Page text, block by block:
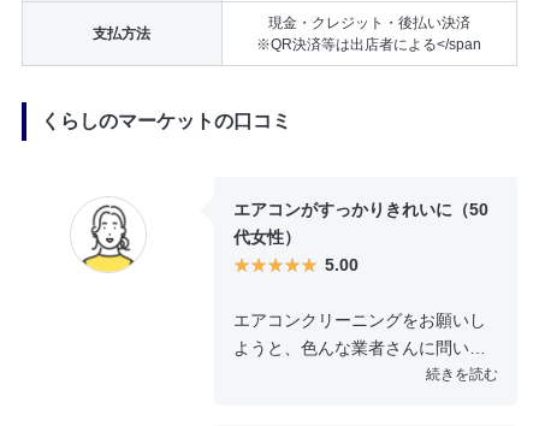
支払方法
現金・クレジット・後払い決済
※QR決済等は出店者による</span
くらしのマーケットの口コミ
エアコンがすっかりきれいに（50
代女性）
5.00
エアコンクリーニングをお願いし
ようと、色んな業者さんに問い合
わせをしたのですが時期が時期だ
続きを読む